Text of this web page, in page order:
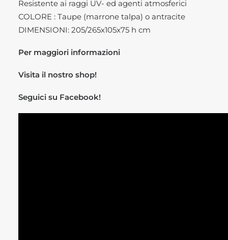
Resistente ai raggi UV- ed agenti atmosferici
COLORE : Taupe (marrone talpa) o antracite
DIMENSIONI: 205/265x105x75 h cm
Per maggiori informazioni
Visita il nostro shop!
Seguici su Facebook!